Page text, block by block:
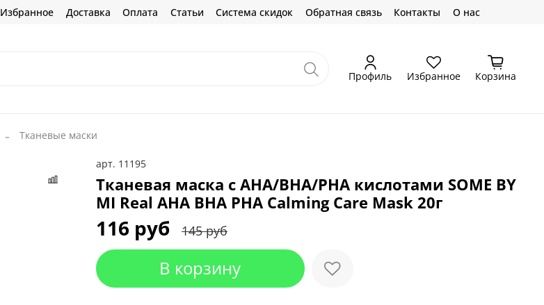
Избранное Доставка Оплата Статьи Система скидок Обратная связь Контакты О нас
Профиль Избранное Корзина
Тканевые маски
арт. 11195
Тканевая маска с AHA/BHA/PHA кислотами SOME BY
MI Real AHA BHA PHA Calming Care Mask 20г
116 руб 145 руб
В корзину